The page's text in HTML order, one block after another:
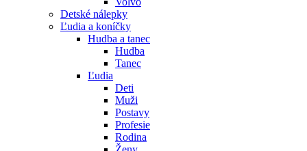
Detské nálepky
Ľudia a koníčky
Hudba a tanec
Hudba
Tanec
Ľudia
Deti
Muži
Postavy
Profesie
Rodina